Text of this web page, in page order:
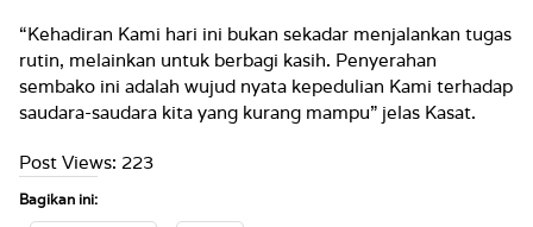
“Kehadiran Kami hari ini bukan sekadar menjalankan tugas
rutin, melainkan untuk berbagi kasih. Penyerahan
sembako ini adalah wujud nyata kepedulian Kami terhadap
saudara-saudara kita yang kurang mampu” jelas Kasat.
Post Views: 223
Bagikan ini: